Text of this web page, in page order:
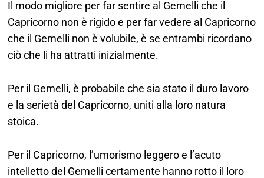
Il modo migliore per far sentire al Gemelli che il
Capricorno non è rigido e per far vedere al Capricorno
che il Gemelli non è volubile, è se entrambi ricordano
ciò che li ha attratti inizialmente.
Per il Gemelli, è probabile che sia stato il duro lavoro
e la serietà del Capricorno, uniti alla loro natura
stoica.
Per il Capricorno, l’umorismo leggero e l’acuto
intelletto del Gemelli certamente hanno rotto il loro